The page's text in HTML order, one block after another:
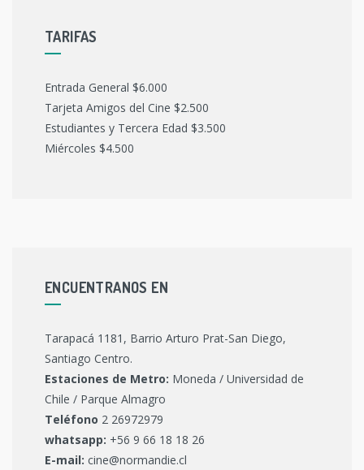
TARIFAS
Entrada General $6.000
Tarjeta Amigos del Cine $2.500
Estudiantes y Tercera Edad $3.500
Miércoles $4.500
ENCUENTRANOS EN
Tarapacá 1181, Barrio Arturo Prat-San Diego,
Santiago Centro.
Estaciones de Metro: Moneda / Universidad de
Chile / Parque Almagro
Teléfono 2 26972979
whatsapp: +56 9 66 18 18 26
E-mail: cine@normandie.cl